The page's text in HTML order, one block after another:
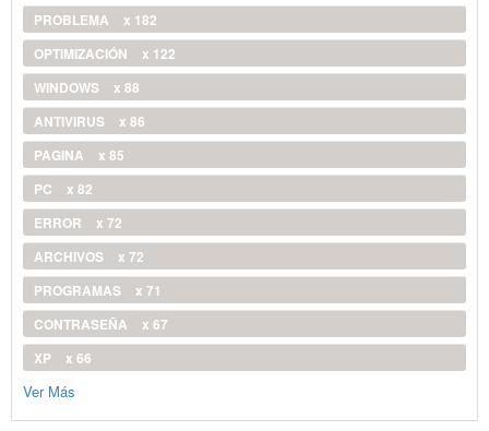
PROBLEMA
x 182
OPTIMIZACIÓN
x 122
WINDOWS
x 88
ANTIVIRUS
x 86
PAGINA
x 85
PC
x 82
ERROR
x 72
ARCHIVOS
x 72
PROGRAMAS
x 71
CONTRASEÑA
x 67
XP
x 66
Ver Más